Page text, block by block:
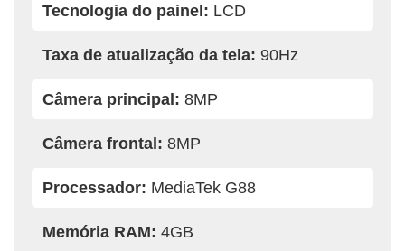
Tecnologia do painel: LCD
Taxa de atualização da tela: 90Hz
Câmera principal: 8MP
Câmera frontal: 8MP
Processador: MediaTek G88
Memória RAM: 4GB